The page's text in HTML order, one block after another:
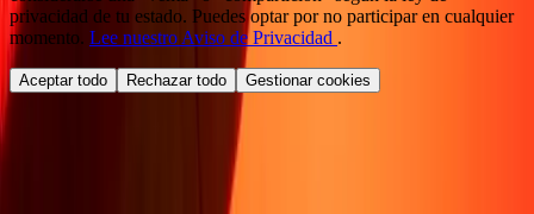
privacidad de tu estado. Puedes optar por no participar en cualquier
momento. Lee nuestro Aviso de Privacidad .
Aceptar todo Rechazar todo Gestionar cookies